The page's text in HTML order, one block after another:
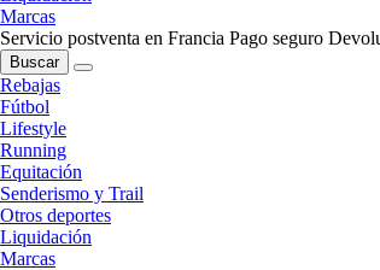
Marcas
Servicio postventa en Francia Pago seguro
Buscar
Rebajas
Fútbol
Lifestyle
Running
Equitación
Senderismo y Trail
Otros deportes
Liquidación
Marcas